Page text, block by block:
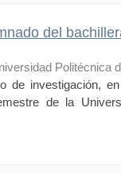
del
Politécnica
de investigación,
de la